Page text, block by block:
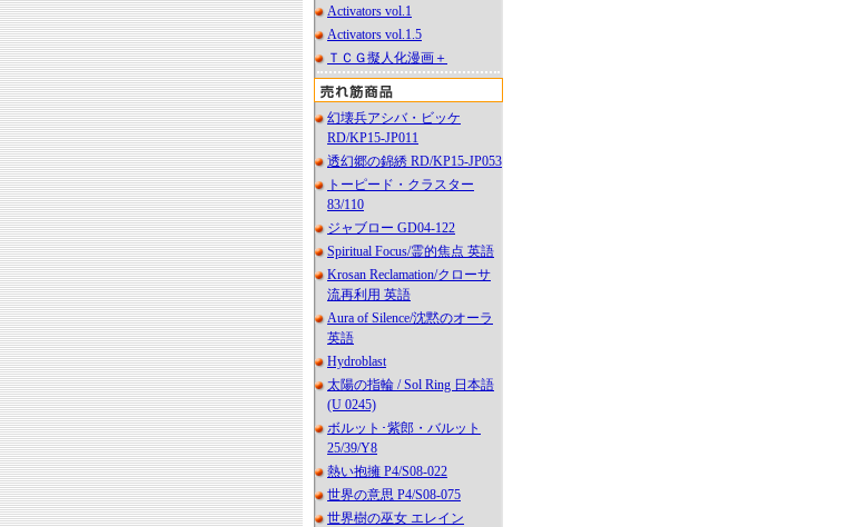
Activators vol.1
Activators vol.1.5
ＴＣＧ擬人化漫画＋
幻壊兵アシバ・ビッケ
RD/KP15-JP011
透幻郷の錦綉 RD/KP15-JP053
トーピード・クラスター
83/110
ジャブロー GD04-122
Spiritual Focus/霊的焦点 英語
Krosan Reclamation/クローサ
流再利用 英語
Aura of Silence/沈黙のオーラ
英語
Hydroblast
太陽の指輪 / Sol Ring 日本語
(U 0245)
ボルット･紫郎・バルット
25/39/Y8
熱い抱擁 P4/S08-022
世界の意思 P4/S08-075
世界樹の巫女 エレイン